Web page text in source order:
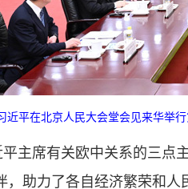
近平在北京人民大会堂会见来华举
席有关欧中关系的三点
，助力了各自经济繁荣和